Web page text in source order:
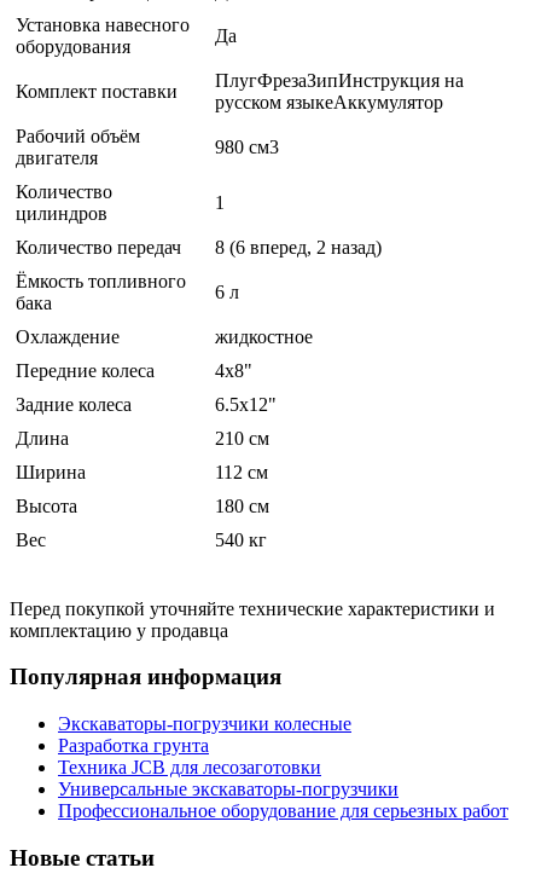
Установка навесного
оборудования
Да
Комплект поставки
ПлугФрезаЗипИнструкция на
русском языкеАккумулятор
Рабочий объём
двигателя
980 см3
Количество
цилиндров
1
Количество передач
8 (6 вперед, 2 назад)
Ёмкость топливного
бака
6 л
Охлаждение
жидкостное
Передние колеса
4x8"
Задние колеса
6.5x12"
Длина
210 см
Ширина
112 см
Высота
180 см
Вес
540 кг
Перед покупкой уточняйте технические характеристики и
комплектацию у продавца
Популярная информация
Экскаваторы-погрузчики колесные
Разработка грунта
Техника JCB для лесозаготовки
Универсальные экскаваторы-погрузчики
Профессиональное оборудование для серьезных работ
Новые статьи